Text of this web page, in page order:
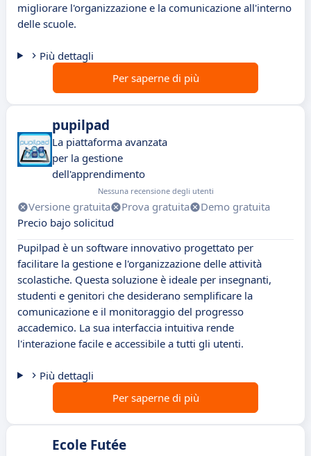
migliorare l'organizzazione e la comunicazione all'interno
delle scuole.
Più dettagli
Per saperne di più
pupilpad
La piattaforma avanzata
per la gestione
dell'apprendimento
Nessuna recensione degli utenti
Versione gratuita Prova gratuita
Demo gratuita
Precio bajo solicitud
Pupilpad è un software innovativo progettato per
facilitare la gestione e l'organizzazione delle attività
scolastiche. Questa soluzione è ideale per insegnanti,
studenti e genitori che desiderano semplificare la
comunicazione e il monitoraggio del progresso
accademico. La sua interfaccia intuitiva rende
l'interazione facile e accessibile a tutti gli utenti.
Più dettagli
Per saperne di più
Ecole Futée